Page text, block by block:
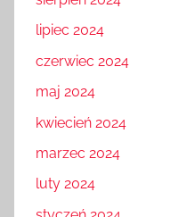
lipiec 2024
czerwiec 2024
maj 2024
kwiecień 2024
marzec 2024
luty 2024